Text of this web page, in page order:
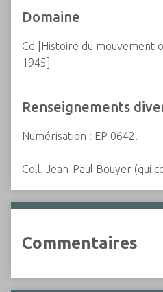
Domaine
Cd [Histoire du mouvement
1945]
Renseignements
Numérisation : EP 0642.
Coll. Jean-Paul Bouyer (qui
Commentaires